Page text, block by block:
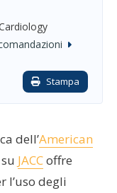
Stampa
dell’American
JACCoffre
l’uso degli